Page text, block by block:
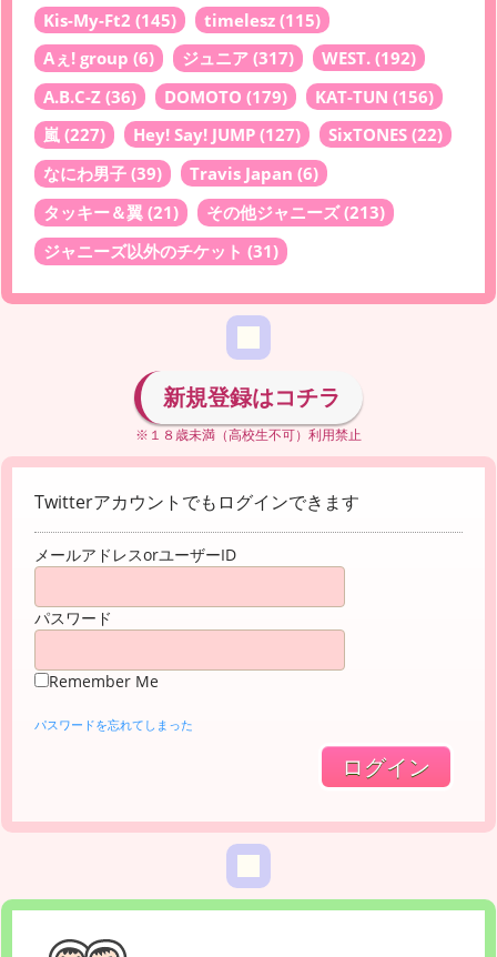
Kis-My-Ft2 (145) timelesz (115)
Aぇ! group (6) ジュニア (317) WEST. (192)
A.B.C-Z (36) DOMOTO (179) KAT-TUN (156)
嵐 (227) Hey! Say! JUMP (127) SixTONES (22)
なにわ男子 (39) Travis Japan (6)
タッキー＆翼 (21) その他ジャニーズ(213)
ジャニーズ以外のチケット (31)
新規登録はコチラ
※１８歳未満（高校生不可）利用禁止
Twitterアカウントでもログインできます
メールアドレスorユーザーID
パスワード
Remember Me
パスワードを忘れてしまった